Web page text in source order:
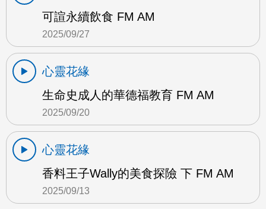
可諠永續飲食 FM AM
2025/09/27
心靈花緣
生命史成人的華德福教育 FM AM
2025/09/20
心靈花緣
香料王子Wally的美食探險 下 FM AM
2025/09/13